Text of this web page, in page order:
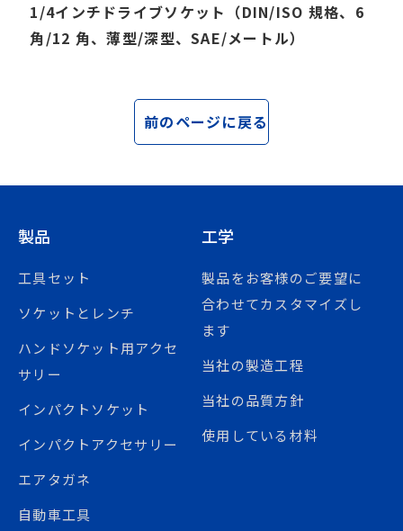
1/4インチドライブソケット（DIN/ISO 規格、6
角/12 角、薄型/深型、SAE/メートル）
前のページに戻る
製品
工具セット
ソケットとレンチ
ハンドソケット用アクセ
サリー
インパクトソケット
インパクトアクセサリー
エアタガネ
自動車工具
工学
製品をお客様のご要望に
合わせてカスタマイズし
ます
当社の製造工程
当社の品質方針
使用している材料